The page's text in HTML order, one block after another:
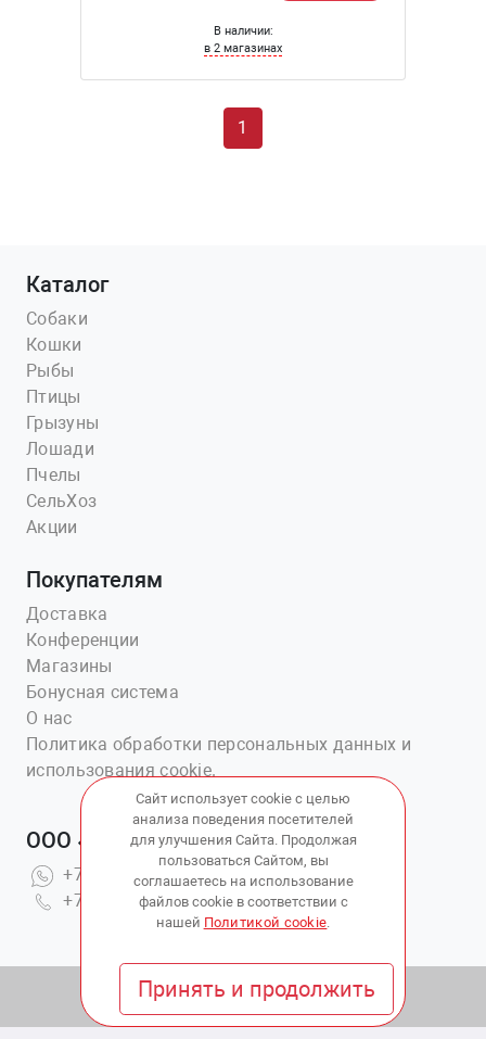
В наличии:
в 2 магазинах
1
Каталог
Собаки
Кошки
Рыбы
Птицы
Грызуны
Лошади
Пчелы
СельХоз
Акции
Покупателям
Доставка
Конференции
Магазины
Бонусная система
О нас
Политика обработки персональных данных и
использования cookie.
ООО «Ветаптека №1»
+7(914)703-76-43
+7(423)202-51-15 вн.4
© 2010 - 2026 Copyright:ВетАптека ДВ
Сайт использует cookie с целью
анализа поведения посетителей
для улучшения Сайта. Продолжая
пользоваться Сайтом, вы
соглашаетесь на использование
файлов cookie в соответствии с
нашей Политикой cookie.
Принять и продолжить